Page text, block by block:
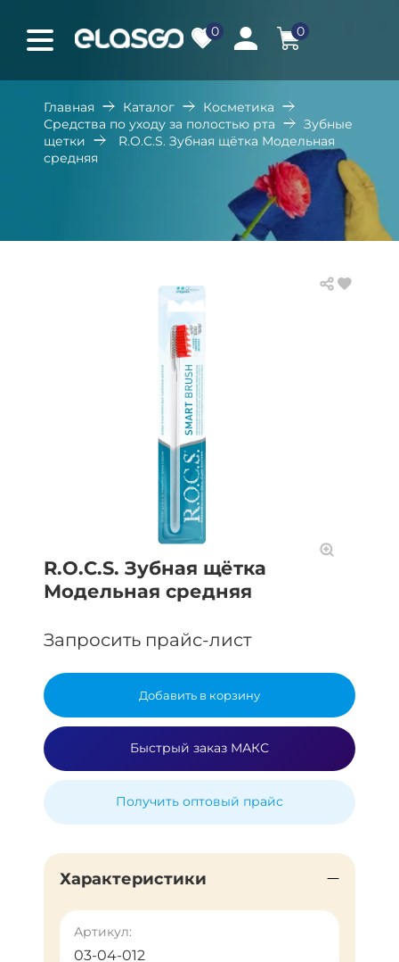
0 0
Главная Каталог
Косметика
Средства по уходу за полостью рта
Зубные
щетки
R.O.C.S. Зубная щётка Модельная
средняя
R.O.C.S. Зубная щётка
Модельная средняя
Запросить прайс-лист
Добавить в корзину
Быстрый заказ МАКС
Получить оптовый прайс
Характеристики
Артикул:
03-04-012